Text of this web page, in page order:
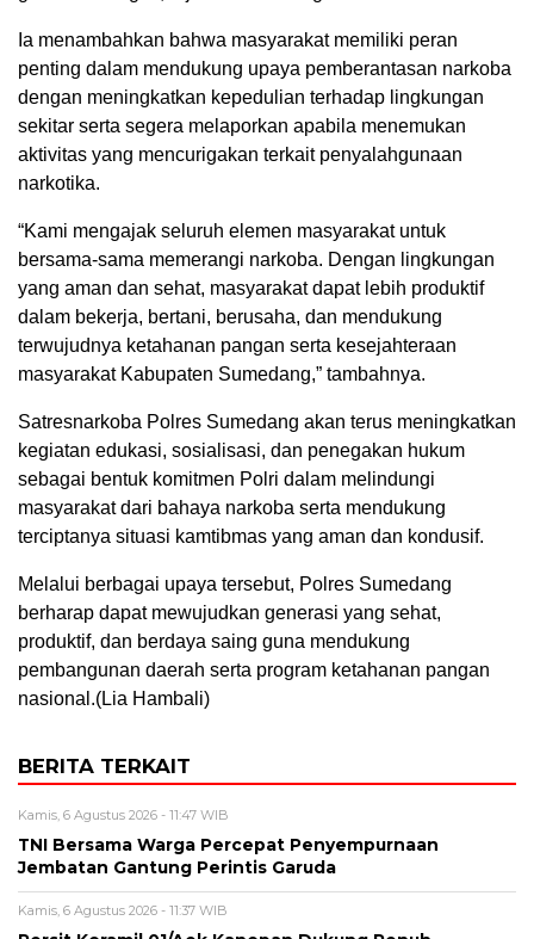
Ia menambahkan bahwa masyarakat memiliki peran
penting dalam mendukung upaya pemberantasan narkoba
dengan meningkatkan kepedulian terhadap lingkungan
sekitar serta segera melaporkan apabila menemukan
aktivitas yang mencurigakan terkait penyalahgunaan
narkotika.
“Kami mengajak seluruh elemen masyarakat untuk
bersama-sama memerangi narkoba. Dengan lingkungan
yang aman dan sehat, masyarakat dapat lebih produktif
dalam bekerja, bertani, berusaha, dan mendukung
terwujudnya ketahanan pangan serta kesejahteraan
masyarakat Kabupaten Sumedang,” tambahnya.
Satresnarkoba Polres Sumedang akan terus meningkatkan
kegiatan edukasi, sosialisasi, dan penegakan hukum
sebagai bentuk komitmen Polri dalam melindungi
masyarakat dari bahaya narkoba serta mendukung
terciptanya situasi kamtibmas yang aman dan kondusif.
Melalui berbagai upaya tersebut, Polres Sumedang
berharap dapat mewujudkan generasi yang sehat,
produktif, dan berdaya saing guna mendukung
pembangunan daerah serta program ketahanan pangan
nasional.(Lia Hambali)
BERITA TERKAIT
Kamis, 6 Agustus 2026 - 11:47 WIB
TNI Bersama Warga Percepat Penyempurnaan
Jembatan Gantung Perintis Garuda
Kamis, 6 Agustus 2026 - 11:37 WIB